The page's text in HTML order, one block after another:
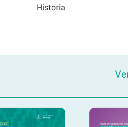
Historia